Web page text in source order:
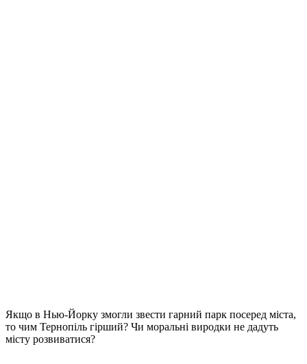
Якщо в Нью-Йорку змогли звести гарний парк посеред міста,
то чим Тернопіль гірший? Чи моральні виродки не дадуть
місту розвиватися?